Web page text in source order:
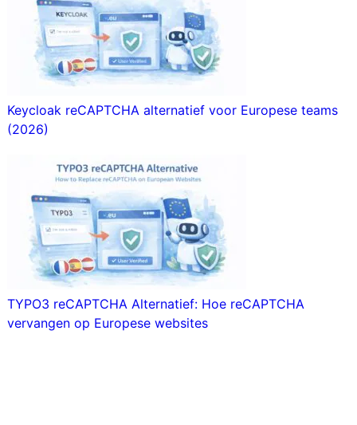
Keycloak reCAPTCHA alternatief voor Europese teams
(2026)
TYPO3 reCAPTCHA Alternatief: Hoe reCAPTCHA
vervangen op Europese websites